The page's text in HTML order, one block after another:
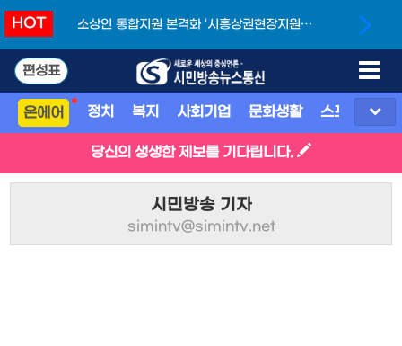
HOT
소상인 통합지원 본격화 ‘시흥상권현장지원단’
편성표
온에어 정치 복지 사회기업 문화생활 스포츠 지
당신의 생생한 제보를 기다립니다.
시민방송 기자
simintv@simintv.net